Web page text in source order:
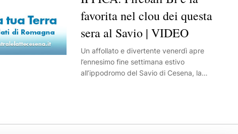
favorita nel clou dei questa
sera al Savio | VIDEO
Un affollato e divertente venerdì apre
l’ennesimo fine settimana estivo
all’ippodromo del Savio di Cesena, la